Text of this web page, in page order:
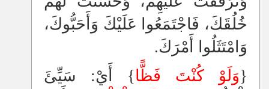
خُلُقَكَ، فَاجْتَمَعُوا عَلَيْكَ وَأَحَبُّوكَ،
وَامْتَثَلُوا أَمْرَكَ.
{وَلَوْ كُنْتَ فَظًّا} أَيْ: سَيِّئَ